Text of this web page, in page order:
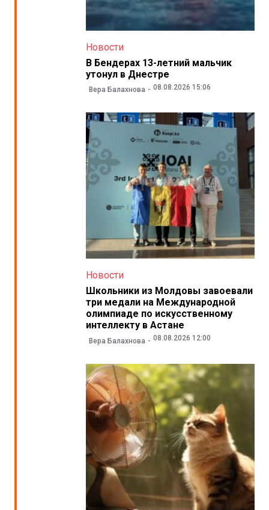
Новости
В Бендерах 13-летний мальчик
утонул в Днестре
Вера Балахнова 08.08.2026 15:06
Новости
Школьники из Молдовы завоевали
три медали на Международной
олимпиаде по искусственному
интеллекту в Астане
Вера Балахнова 08.08.2026 12:00